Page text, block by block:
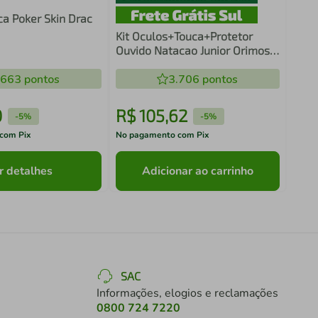
Poker Skin Drac
pontos
-5%
Pix
detalhes
Kit Oculos+Touca+Protetor
Ouvido Natacao Junior Orimos
3.706 pontos
R$105,62 -5%
No pagamento com Pix
Adicionar ao carrinho
SAC
Informações, elogios e reclamações
0800 724 7220